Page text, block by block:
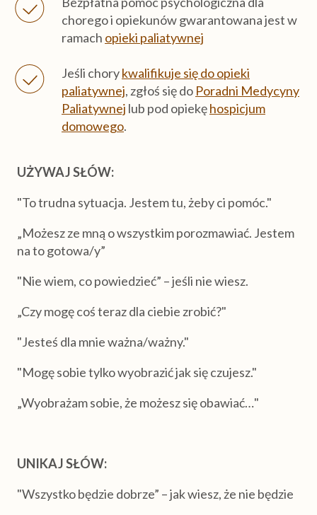
chorego i opiekunów gwarantowana jest w
ramach opieki paliatywnej
Jeśli chorykwalifikuje się do opieki
paliatywnej, zgłoś się do Poradni Medycyny
Paliatywnej lub pod opiekęhospicjum
domowego.
UŻYWAJ SŁÓW:
"To trudna sytuacja. Jestem tu, żeby ci pomóc."
„Możesz ze mną o wszystkim porozmawiać. Jestem
na to gotowa/y”
"Nie wiem, co powiedzieć” – jeśli nie wiesz.
„Czy mogę coś teraz dla ciebie zrobić?"
"Jesteś dla mnie ważna/ważny."
"Mogę sobie tylko wyobrazić jak się czujesz."
„Wyobrażam sobie, że możesz się obawiać…"
UNIKAJ SŁÓW:
"Wszystko będzie dobrze” – jak wiesz, że nie będzie